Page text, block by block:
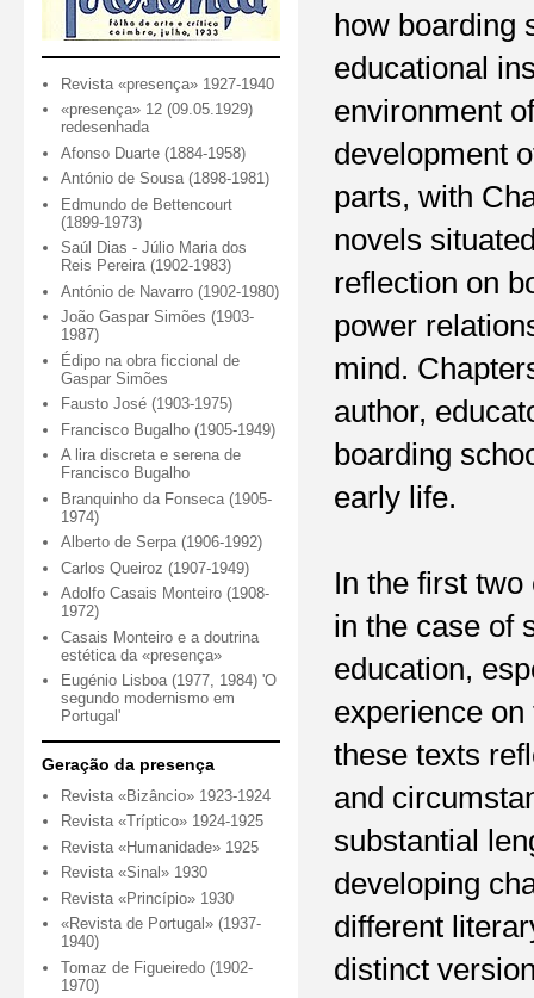
how boarding
educational
environment
development
parts, with
novels
reflection on
power
mind.
author,
boarding
early life.
In the first
in the case of
education,
experience
these texts
and
substantial
developing
different
distinct
Revista «presença» 1927-1940
«presença» 12 (09.05.1929)
redesenhada
Afonso Duarte (1884-1958)
António de Sousa (1898-1981)
Edmundo de Bettencourt
(1899-1973)
Saúl Dias - Júlio Maria dos
Reis Pereira (1902-1983)
António de Navarro (1902-1980)
João Gaspar Simões (1903-
1987)
Édipo na obra ficcional de
Gaspar Simões
Fausto José (1903-1975)
Francisco Bugalho (1905-1949)
A lira discreta e serena de
Francisco Bugalho
Branquinho da Fonseca (1905-
1974)
Alberto de Serpa (1906-1992)
Carlos Queiroz (1907-1949)
Adolfo Casais Monteiro (1908-
1972)
Casais Monteiro e a doutrina
estética da «presença»
Eugénio Lisboa (1977, 1984) 'O
segundo modernismo em
Portugal'
Geração da presença
Revista «Bizâncio» 1923-1924
Revista «Tríptico» 1924-1925
Revista «Humanidade» 1925
Revista «Sinal» 1930
Revista «Princípio» 1930
«Revista de Portugal» (1937-
1940)
Tomaz de Figueiredo (1902-
1970)